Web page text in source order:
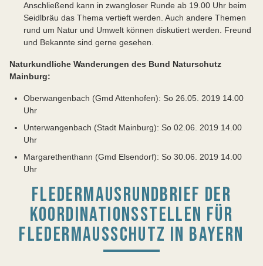
Anschließend kann in zwangloser Runde ab 19.00 Uhr beim
Seidlbräu das Thema vertieft werden. Auch andere Themen
rund um Natur und Umwelt können diskutiert werden. Freund
und Bekannte sind gerne gesehen.
Naturkundliche Wanderungen des Bund Naturschutz
Mainburg:
Oberwangenbach (Gmd Attenhofen): So 26.05. 2019 14.00
Uhr
Unterwangenbach (Stadt Mainburg): So 02.06. 2019 14.00
Uhr
Margarethenthann (Gmd Elsendorf): So 30.06. 2019 14.00
Uhr
FLEDERMAUSRUNDBRIEF DER
KOORDINATIONSSTELLEN FÜR
FLEDERMAUSSCHUTZ IN BAYERN